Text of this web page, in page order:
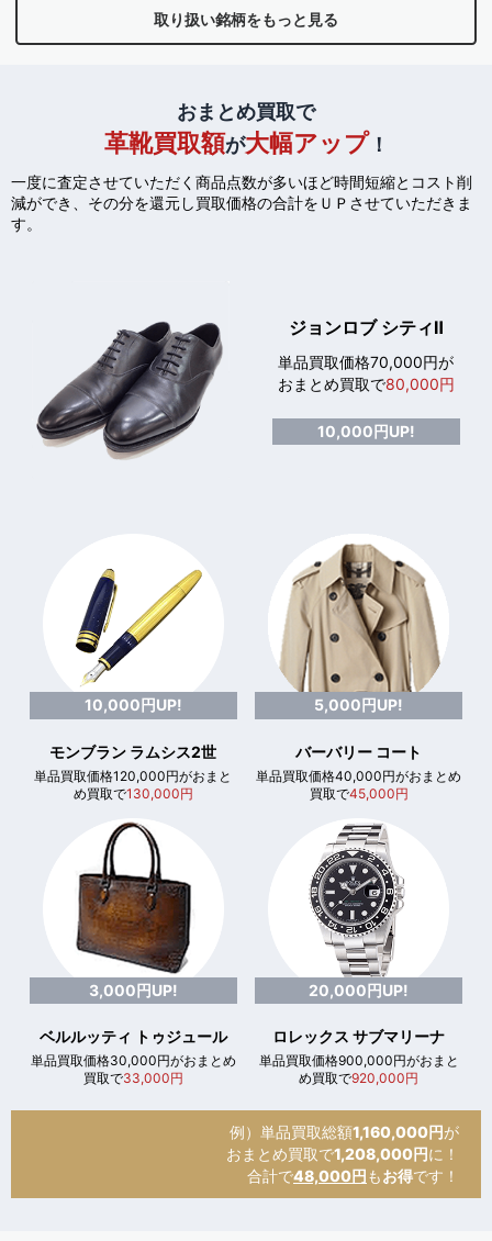
取り扱い銘柄をもっと見る
おまとめ買取で
革靴買取額が大幅アップ！
一度に査定させていただく商品点数が多いほど時間短縮とコスト削
減ができ、 その分を還元し買取価格の合計をＵＰさせていただきま
す。
ジョンロブ シティⅡ
単品買取価格70,000円が
おまとめ買取で80,000円
10,000円UP!
10,000円UP!
モンブラン ラムシス2世
単品買取価格120,000円がおまと
め買取で130,000円
5,000円UP!
バーバリー コート
単品買取価格40,000円がおまとめ
買取で45,000円
3,000円UP!
ベルルッティ トゥジュール
単品買取価格30,000円がおまとめ
買取で33,000円
20,000円UP!
ロレックス サブマリーナ
単品買取価格900,000円がおまと
め買取で920,000円
例）単品買取総額1,160,000円が
おまとめ買取で1,208,000円に！
合計で48,000円 もお得です！